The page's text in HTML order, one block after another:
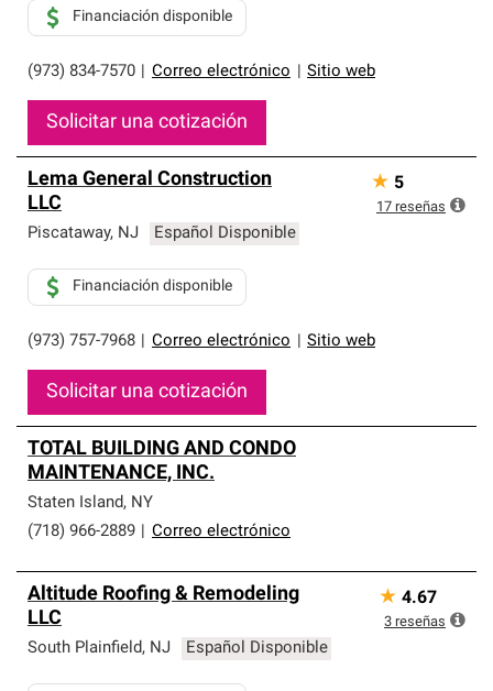
(973) 834-7570 Correo electrónico Sitio web
Financiación disponible
Solicitar una cotización
Lema General Construction
LLC
Piscataway, NJ Español Disponible
(973) 757-7968 Correo electrónico Sitio web
Financiación disponible
Solicitar una cotización
★ 5
17 reseñas
TOTAL BUILDING AND CONDO
MAINTENANCE, INC.
Staten Island, NY
(718) 966-2889
Correo electrónico
Altitude Roofing & Remodeling
LLC
South Plainfield, NJ Español Disponible
★ 4.67
3 reseñas